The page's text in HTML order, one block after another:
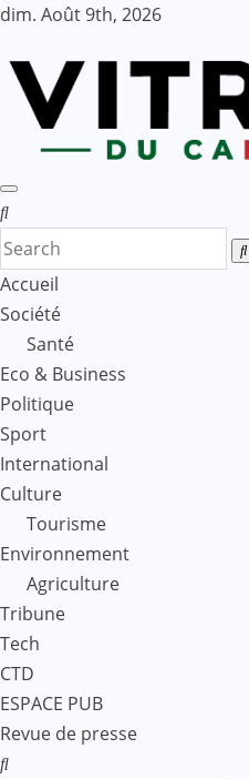
Skip
content
dim. Août 9th, 2026
Accueil
Société
Santé
Eco & Business
Politique
Sport
International
Culture
Tourisme
Environnement
Agriculture
Tribune
Tech
CTD
ESPACE PUB
Revue de presse